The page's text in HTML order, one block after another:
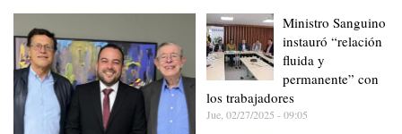
Ministro Sanguino
instauró “relación
fluida y
permanente” con
los trabajadores
Jue, 02/27/2025 - 09:05